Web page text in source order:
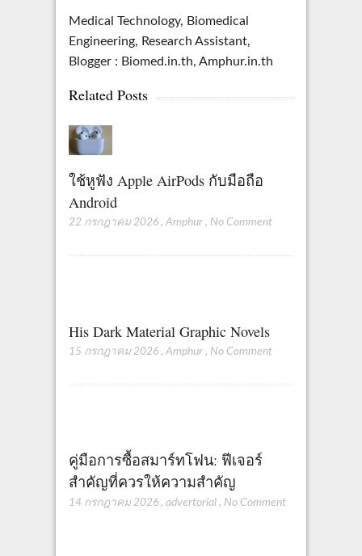
Medical Technology, Biomedical
Engineering, Research Assistant,
Blogger : Biomed.in.th, Amphur.in.th
Related Posts
ใช้หูฟัง Apple AirPods กับมือถือ
Android
22 กรกฎาคม 2026 , Amphur , No Comment
His Dark Material Graphic Novels
15 กรกฎาคม 2026 , Amphur , No Comment
คู่มือการซื้อสมาร์ทโฟน: ฟีเจอร์
สำคัญที่ควรให้ความสำคัญ
14 กรกฎาคม 2026 , advertorial , No Comment